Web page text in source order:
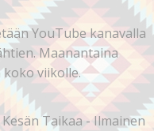
YouTube kanavalla
Maanantaina
viikolle.
Taikaa - Ilmainen